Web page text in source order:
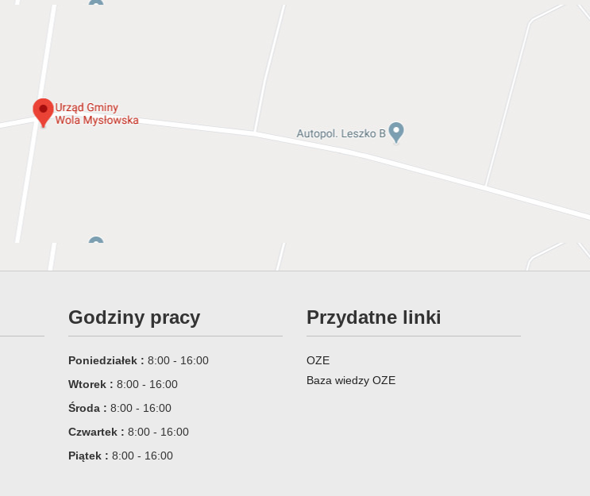
Godziny pracy
Poniedziałek : 8:00 - 16:00
Wtorek : 8:00 - 16:00
Środa : 8:00 - 16:00
Czwartek : 8:00 - 16:00
Piątek : 8:00 - 16:00
Przydatne linki
OZE
Baza wiedzy OZE